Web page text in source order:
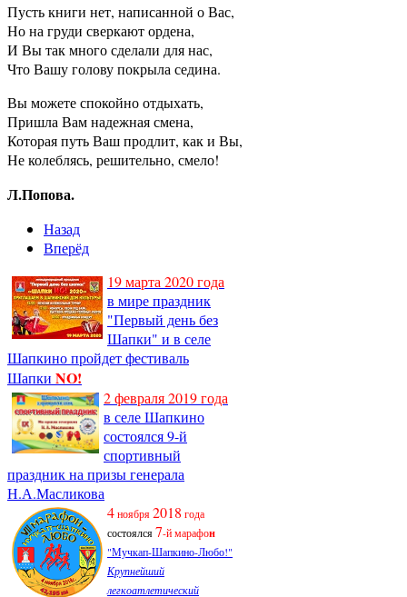
Пусть книги нет, написанной о Вас,
Но на груди сверкают ордена,
И Вы так много сделали для нас,
Что Вашу голову покрыла седина.
Вы можете спокойно отдыхать,
Пришла Вам надежная смена,
Которая путь Ваш продлит, как и Вы,
Не колеблясь, решительно, смело!
Л.Попова.
Назад
Вперёд
19 марта 2020 года
в мире праздник
"Первый день без
Шапки" и в селе
Шапкино пройдет фестиваль
Шапки NO!
2 февраля 2019 года
в селе Шапкино
состоялся 9-й
спортивный
праздник на призы генерала
Н.А.Масликова
4ноября2018 года
состоялся7-й марафон
"Мучкап-Шапкино-Любо!"
Крупнейший
легкоатлетический